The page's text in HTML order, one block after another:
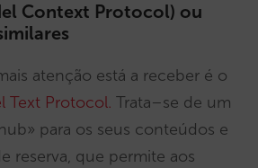
Context Protocol) ou
atenção está a receber é o
Text Protocol. Trata–se de um
para os seus conteúdos e
reserva, que permite aos